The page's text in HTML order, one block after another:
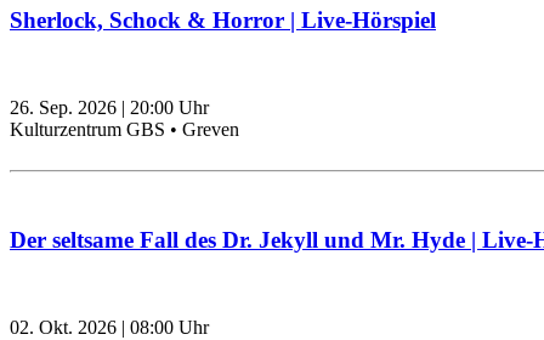
Sherlock, Schock & Horror | Live-Hörspiel
26. Sep. 2026 | 20:00 Uhr
Kulturzentrum GBS • Greven
Der seltsame Fall des Dr. Jekyll und Mr. Hyde | Live-
02. Okt. 2026 | 08:00 Uhr